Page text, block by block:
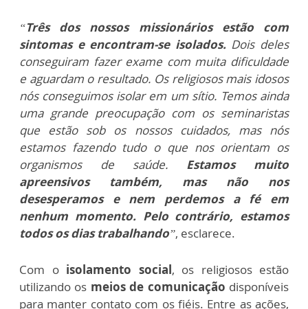
“Três dos nossos missionários estão com
sintomas e encontram-se isolados.Dois deles
conseguiram fazer exame com muita dificuldade
e aguardam o resultado. Os religiosos mais idosos
nós conseguimos isolar em um sítio. Temos ainda
uma grande preocupação com os seminaristas
que estão sob os nossos cuidados, mas nós
estamos fazendo tudo o que nos orientam os
organismos de saúde. Estamos muito
apreensivos também, mas não nos
desesperamos e nem perdemos a fé em
nenhum momento. Pelo contrário, estamos
todos os dias trabalhando”, esclarece.
Com o isolamento social, os religiosos estão
utilizando os meios de comunicação disponíveis
para manter contato com os fiéis. Entre as ações,